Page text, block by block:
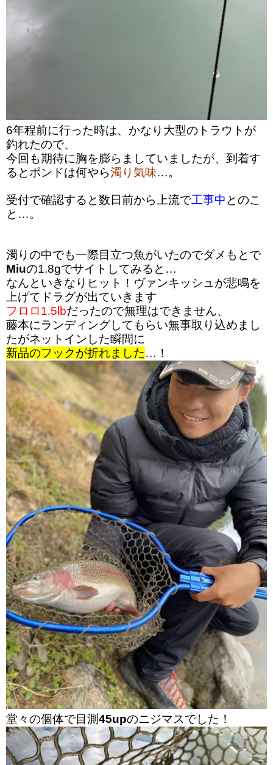
6年程前に行った時は、かなり大型のトラウトが
釣れたので、
今回も期待に胸を膨らましていましたが、到着す
るとポンドは何やら濁り気味…。
受付で確認すると数日前から上流で工事中 とのこ
と…。
濁りの中でも一際目立つ魚がいたのでダメもとで
Miuの1.8gでサイトしてみると…
なんといきなりヒット！ヴァンキッシュが悲鳴を
上げてドラグが出ていきます
フロロ1.5lbだったので無理はできません、
藤本にランディングしてもらい無事取り込めまし
たがネットインした瞬間に
新品のフックが折れました…！
堂々の個体で目測45upのニジマスでした！